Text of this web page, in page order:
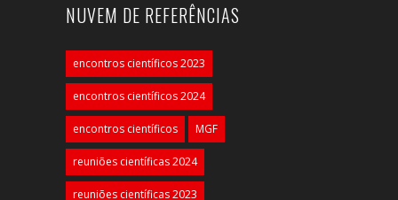
NUVEM DE REFERÊNCIAS
encontros científicos 2023
encontros científicos 2024
encontros científicos MGF
reuniões científicas 2024
reuniões científicas 2023